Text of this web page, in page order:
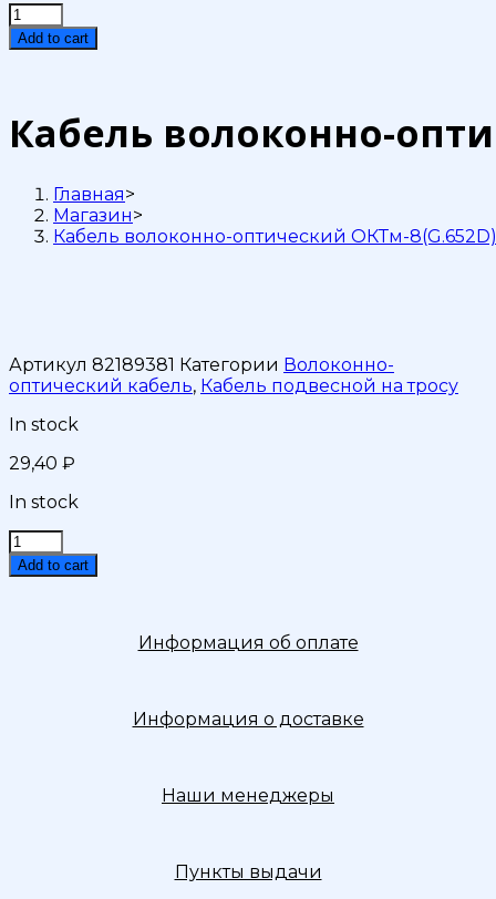
Кабель
волоконно-
оптический
4кН
quantity
Add to cart
Кабель волоконно-
Главная>
Магазин>
Кабель волоконно-оптический ОКТм-
Артикул 82189381 Категории Волоконно-
оптический кабель, Кабель подвесной на тросу
In stock
29,40 ₽
In stock
Кабель
волоконно-
оптический
Add to cart
Информация об оплате
Информация о доставке
Наши менеджеры
Пункты выдачи